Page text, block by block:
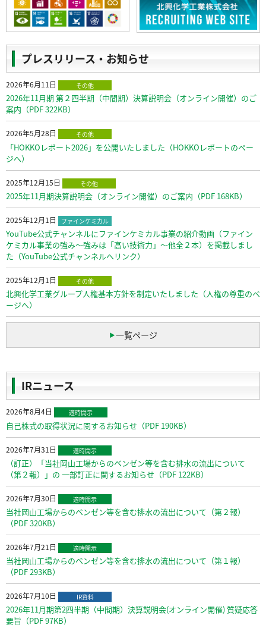
プレスリリース・お知らせ
一覧ページ
2026年6月11日 その他
2026年11月期 第２四半期（中間期）決算説明会（オンライン開催）のご
案内（PDF 322KB）
2026年5月28日 その他
「HOKKOレポート2026」を公開いたしました（HOKKOレポートのペー
ジへ）
2025年12月15日 その他
2025年11月期決算説明会（オンライン開催）のご案内（PDF 168KB）
2025年12月1日 ファインケミカル
YouTube公式チャンネルにファインケミカル事業の紹介動画（ファイン
ケミカル事業の強み～強みは「高い技術力」～他全２本）を掲載しまし
た（YouTube公式チャンネルへリンク）
2025年12月1日 その他
北興化学工業グループ人権基本方針を制定いたしました（人権の尊重のペ
ージへ）
IRニュース
2026年8月4日 適時開示
自己株式の取得状況に関するお知らせ（PDF 190KB）
2026年7月31日 適時開示
（訂正）「当社岡山工場からのベンゼン等を含む排水の流出について
（第２報）」の 一部訂正に関するお知らせ（PDF 122KB）
2026年7月30日 適時開示
当社岡山工場からのベンゼン等を含む排水の流出について（第２報）
（PDF 320KB）
2026年7月21日 適時開示
当社岡山工場からのベンゼン等を含む排水の流出について（第１報）
（PDF 293KB）
2026年7月10日 IR資料
2026年11月期第2四半期（中間期）決算説明会(オンライン開催) 質疑応答
要旨（PDF 97KB）